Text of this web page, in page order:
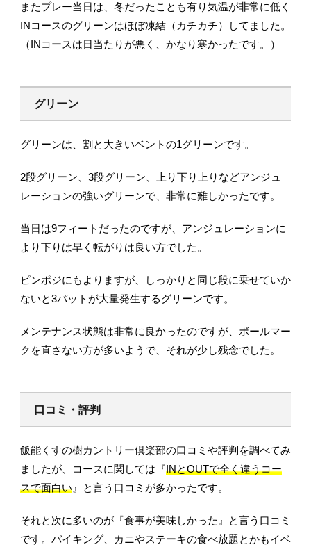
またプレー当日は、冬だったことも有り気温が非常に低く
INコースのグリーンはほぼ凍結（カチカチ）してました。
（INコースは日当たりが悪く、かなり寒かったです。）
グリーン
グリーンは、割と大きいベントの1グリーンです。
2段グリーン、3段グリーン、上り下り上りなどアンジュ
レーションの強いグリーンで、非常に難しかったです。
当日は9フィートだったのですが、アンジュレーションに
より下りは早く転がりは良い方でした。
ピンポジにもよりますが、しっかりと同じ段に乗せていか
ないと3パットが大量発生するグリーンです。
メンテナンス状態は非常に良かったのですが、ボールマー
クを直さない方が多いようで、それが少し残念でした。
口コミ・評判
飯能くすの樹カントリー倶楽部の口コミや評判を調べてみ
ましたが、コースに関しては『INとOUTで全く違うコー
スで面白い 』と言う口コミが多かったです。
それと次に多いのが『食事が美味しかった』と言う口コミ
です。バイキング、カニやステーキの食べ放題とかもイベ